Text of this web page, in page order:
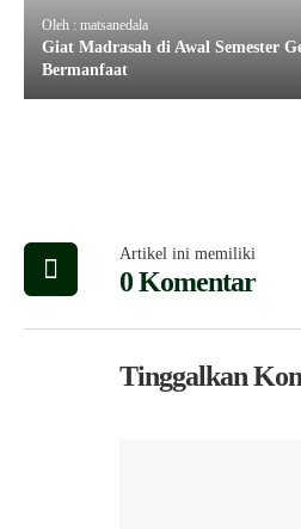
Oleh : matsanedala
Giat Madrasah di Awal Semester
Bermanfaat
Artikel ini memiliki
0 Komentar
Tinggalkan